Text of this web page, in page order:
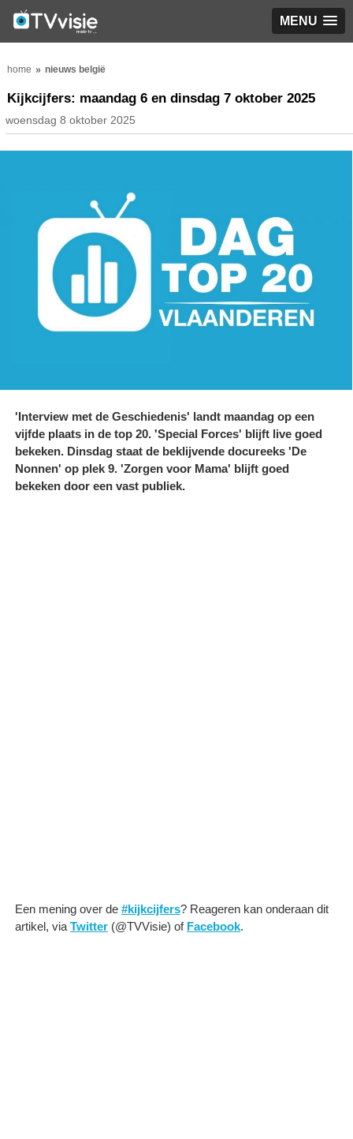
MENU
home nieuws belgië
Kijkcijfers: maandag 6 en dinsdag 7 oktober 2025
woensdag 8 oktober 2025
'Interview met de Geschiedenis' landt maandag op een
vijfde plaats in de top 20. 'Special Forces' blijft live goed
bekeken. Dinsdag staat de beklijvende docureeks 'De
Nonnen' op plek 9. 'Zorgen voor Mama' blijft goed
bekeken door een vast publiek.
Een mening over de #kijkcijfers? Reageren kan onderaan dit
artikel, via Twitter (@TVVisie) of Facebook.